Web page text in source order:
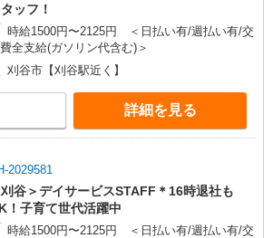
ッフ！
時給1500円〜2125円 ＜日払い有/週払い有/交
全支給(ガソリン代含む)＞
刈谷市【刈谷駅近く】
詳細を見る
2029581
刈谷＞デイサービスSTAFF＊16時退社も
！子育て世代活躍中
時給1500円〜2125円 ＜日払い有/週払い有/交